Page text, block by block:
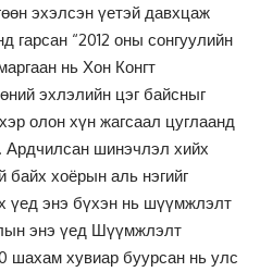
эхэлсэн үетэй давхцаж
гарсан “2012 оны сонгуулийн
нь Хон Конгт
эхлэлийн цэг байсныг
олон хүн жагсаал цуглаанд
Ардчилсан шинэчлэл хийх
хоёрын аль нэгийг
үед энэ бүхэн нь шүүмжлэлт
энэ үед Шүүмжлэлт
шахам хувиар буурсан нь улс